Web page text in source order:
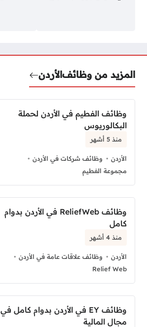
المزيد من وظائفالأردن
وظائف الفطيم في الأردن لحملة
البكالوريوس
منذ 5 أشهر
الأردن
وظائف شركات في الأردن
مجموعة الفطيم
وظائف ReliefWeb في الأردن بدوام
كامل
منذ 4 أشهر
الأردن
وظائف علاقات عامة في الأردن
Relief Web
وظائف EY في الأردن بدوام كامل في
مجال المالية